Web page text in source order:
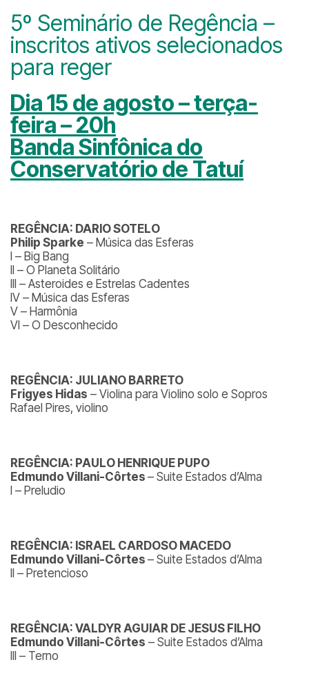
5º Seminário de Regência –
inscritos ativos selecionados
para reger
Dia 15 de agosto – terça-
feira – 20h
Banda Sinfônica do
Conservatório de Tatuí
REGÊNCIA: DARIO SOTELO
Philip Sparke – Música das Esferas
I – Big Bang
II – O Planeta Solitário
III – Asteroides e Estrelas Cadentes
IV – Música das Esferas
V – Harmônia
VI – O Desconhecido
REGÊNCIA: JULIANO BARRETO
Frigyes Hidas – Violina para Violino solo e Sopros
Rafael Pires, violino
REGÊNCIA: PAULO HENRIQUE PUPO
Edmundo Villani-Côrtes – Suite Estados d’Alma
I – Preludio
REGÊNCIA: ISRAEL CARDOSO MACEDO
Edmundo Villani-Côrtes – Suite Estados d’Alma
II – Pretencioso
REGÊNCIA: VALDYR AGUIAR DE JESUS FILHO
Edmundo Villani-Côrtes – Suite Estados d’Alma
III – Terno